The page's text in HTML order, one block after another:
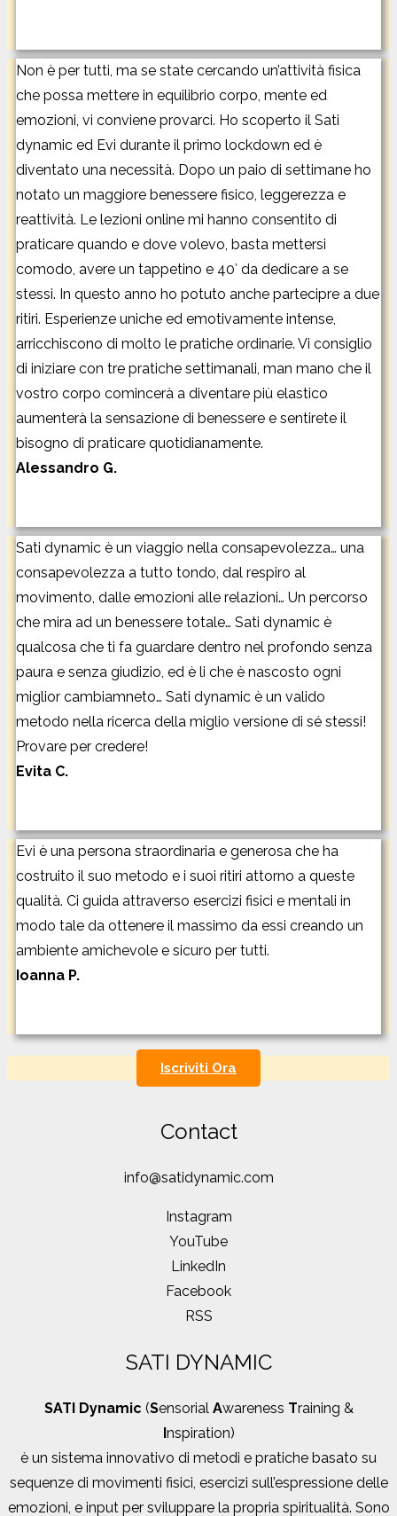
Non è per tutti, ma se state cercando un’attività fisica
che possa mettere in equilibrio corpo, mente ed
emozioni, vi conviene provarci. Ho scoperto il Sati
dynamic ed Evi durante il primo lockdown ed è
diventato una necessità. Dopo un paio di settimane ho
notato un maggiore benessere fisico, leggerezza e
reattività. Le lezioni online mi hanno consentito di
praticare quando e dove volevo, basta mettersi
comodo, avere un tappetino e 40′ da dedicare a se
stessi. In questo anno ho potuto anche partecipre a due
ritiri. Esperienze uniche ed emotivamente intense,
arricchiscono di molto le pratiche ordinarie. Vi consiglio
di iniziare con tre pratiche settimanali, man mano che il
vostro corpo comincerà a diventare più elastico
aumenterà la sensazione di benessere e sentirete il
bisogno di praticare quotidianamente.
Alessandro G.
Sati dynamic è un viaggio nella consapevolezza… una
consapevolezza a tutto tondo, dal respiro al
movimento, dalle emozioni alle relazioni… Un percorso
che mira ad un benessere totale… Sati dynamic è
qualcosa che ti fa guardare dentro nel profondo senza
paura e senza giudizio, ed è li che è nascosto ogni
miglior cambiamneto… Sati dynamic è un valido
metodo nella ricerca della miglio versione di sé stessi!
Provare per credere!
Evita C.
Evi è una persona straordinaria e generosa che ha
costruito il suo metodo e i suoi ritiri attorno a queste
qualità. Ci guida attraverso esercizi fisici e mentali in
modo tale da ottenere il massimo da essi creando un
ambiente amichevole e sicuro per tutti.
Ioanna P.
Iscriviti Ora
Contact
info@satidynamic.com
Instagram
YouTube
LinkedIn
Facebook
RSS
SATI DYNAMIC
SATI Dynamic (Sensorial Awareness Training &
Inspiration)
è un sistema innovativo di metodi e pratiche basato su
sequenze di movimenti fisici, esercizi sull’espressione delle
emozioni, e input per sviluppare la propria spiritualità. Sono